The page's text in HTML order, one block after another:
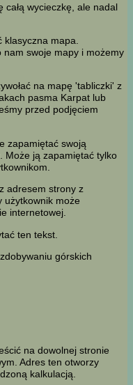
całą wycieczkę, ale nadal
klasyczna mapa.
nam swoje mapy i możemy
na mapę 'tabliczki' z
pasma Karpat lub
przed podjęciem
zapamiętać swoją
Może ją zapamiętać tylko
adresem strony z
użytkownik może
internetowej.
ten tekst.
górskich
na dowolnej stronie
Adres ten otworzy
kalkulacją.